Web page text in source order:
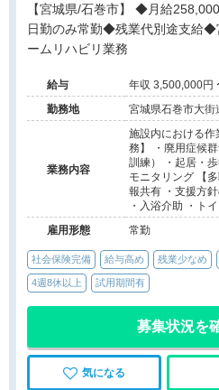
【宮城県/石巻市】 ◆月給258,000円以上◆賞与年2回支給◆
日勤のみ常勤◆残業代別途支給◆
ームリハビリ業務
給与
勤務地
宮城県石巻市大街
業務内容
施設内における作
務】 ・廃用症候
訓練） ・起居・
モニタリング 【
報共有 ・支援方
・入浴介助 ・ト
雇用形態
常勤
社会保険完備 給与高め 残業少なめ
4週8休以上 試用期間有
募集状況を
気になる